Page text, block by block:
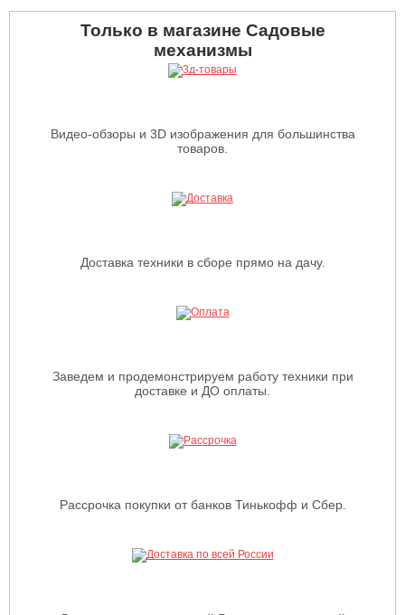
Только в магазине Садовые
механизмы
Видео-обзоры и 3D изображения для большинства
товаров.
Доставка техники в сборе прямо на дачу.
Заведем и продемонстрируем работу техники при
доставке и ДО оплаты.
Рассрочка покупки от банков Тинькофф и Сбер.